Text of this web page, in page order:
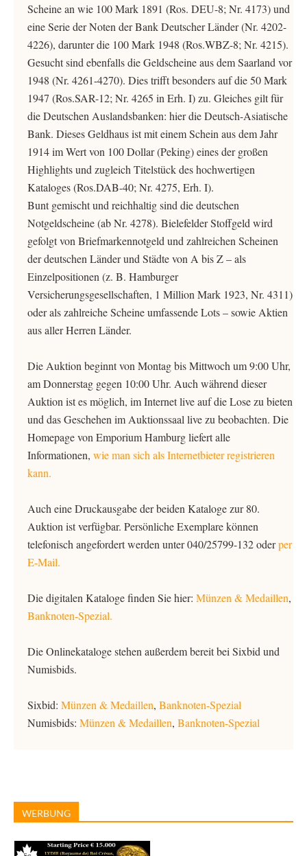
Scheine an wie 100 Mark 1891 (Ros. DEU-8; Nr. 4173) und
eine Serie der Noten der Bank Deutscher Länder (Nr. 4202-
4226), darunter die 100 Mark 1948 (Ros.WBZ-8; Nr. 4215).
Gesucht sind ebenfalls die Geldscheine aus dem Saarland vor
1948 (Nr. 4261-4270). Dies trifft besonders auf die 50 Mark
1947 (Ros.SAR-12; Nr. 4265 in Erh. I) zu. Gleiches gilt für
die Deutschen Auslandsbanken: hier die Deutsch-Asiatische
Bank. Dieses Geldhaus ist mit einem Schein aus dem Jahr
1914 im Wert von 100 Dollar (Peking) eines der großen
Highlights und zugleich Titelstück des hochwertigen
Kataloges (Ros.DAB-40; Nr. 4275, Erh. I).
Bunt gemischt und reichhaltig sind die deutschen
Notgeldscheine (ab Nr. 4278). Bielefelder Stoffgeld wird
gefolgt von Briefmarkennotgeld und zahlreichen Scheinen
der deutschen Länder und Städte von A bis Z – als
Einzelpositionen (z. B. Hamburger
Versicherungsgesellschaften, 1 Million Mark 1923, Nr. 4311)
oder als zahlreiche Scheine umfassende Lots – sowie Aktien
aus aller Herren Länder.
Die Auktion beginnt von Montag bis Mittwoch um 9:00 Uhr,
am Donnerstag gegen 10:00 Uhr. Auch während dieser
Auktion ist es möglich, im Internet live auf die Lose zu bieten
und das Geschehen im Auktionssaal live zu beobachten. Die
Homepage von Emporium Hamburg liefert alle
Informationen, wie man sich als Internetbieter registrieren
kann.
Auch eine Druckausgabe der beiden Kataloge zur 80.
Auktion ist verfügbar. Persönliche Exemplare können
telefonisch angefordert werden unter 040/25799-132 oderper
E-Mail.
Die digitalen Kataloge finden Sie hier: Münzen & Medaillen,
Banknoten-Spezial.
Die Onlinekataloge stehen außerdem bereit bei Sixbid und
Numisbids.
Sixbid: Münzen & Medaillen, Banknoten-Spezial
Numisbids: Münzen & Medaillen, Banknoten-Spezial
WERBUNG